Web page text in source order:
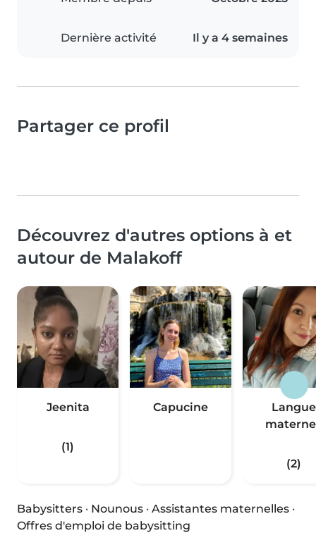
Dernière activité Il y a 4 semaines
Partager ce profil
Découvrez d'autres options à et
autour de Malakoff
Jeenita
(1)
Capucine
Langue
(2)
Babysitters · Nounous · Assistantes maternelles ·
Offres d'emploi de babysitting